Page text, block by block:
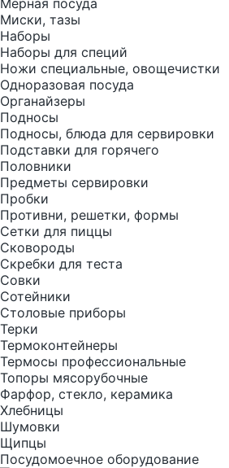
Миски, тазы
Наборы
Наборы для специй
Ножи специальные, овощечистки
Одноразовая посуда
Органайзеры
Подносы
Подносы, блюда для сервировки
Подставки для горячего
Половники
Предметы сервировки
Пробки
Противни, решетки, формы
Сетки для пиццы
Сковороды
Скребки для теста
Совки
Сотейники
Столовые приборы
Терки
Термоконтейнеры
Термосы профессиональные
Топоры мясорубочные
Фарфор, стекло, керамика
Хлебницы
Шумовки
Щипцы
Посудомоечное оборудование